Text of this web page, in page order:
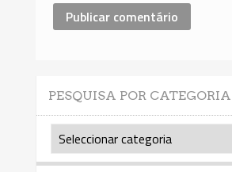
PESQUISA POR CATEGORIA
Pesquisa
por